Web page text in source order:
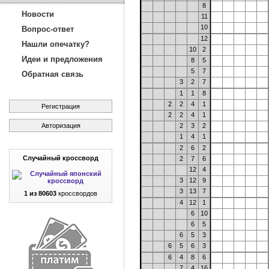
Новости
Вопрос-ответ
Нашли опечатку?
Идеи и предложения
Обратная связь
Регистрация
Авторизация
Случайный кроссворд
1 из 80603 кроссвордов
8
11
10
12
10
2
8
5
5
7
3
2
7
1
1
8
2
2 4
1
2
2 4
1
2
3
2
1
4
1
2
6
2
2
7
6
12
4
3
12
9
3
13
7
4
12
1
6
10
6
5
6
5
3
6
5 6
3
6
4 8
6